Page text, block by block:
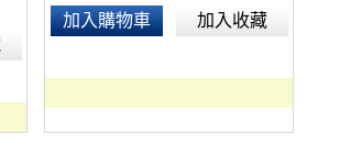
加入購物車 加入收藏